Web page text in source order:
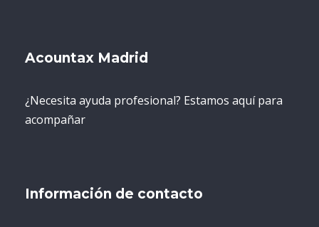
Acountax Madrid
¿Necesita ayuda profesional? Estamos aquí para
acompañar
Información de contacto